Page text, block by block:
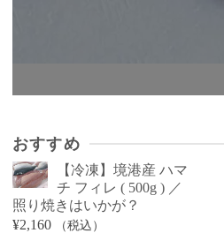
おすすめ
【冷凍】境港産 ハマ
チ フィレ ( 500g ) ／
照り焼きはいかが？
¥2,160 （税込）